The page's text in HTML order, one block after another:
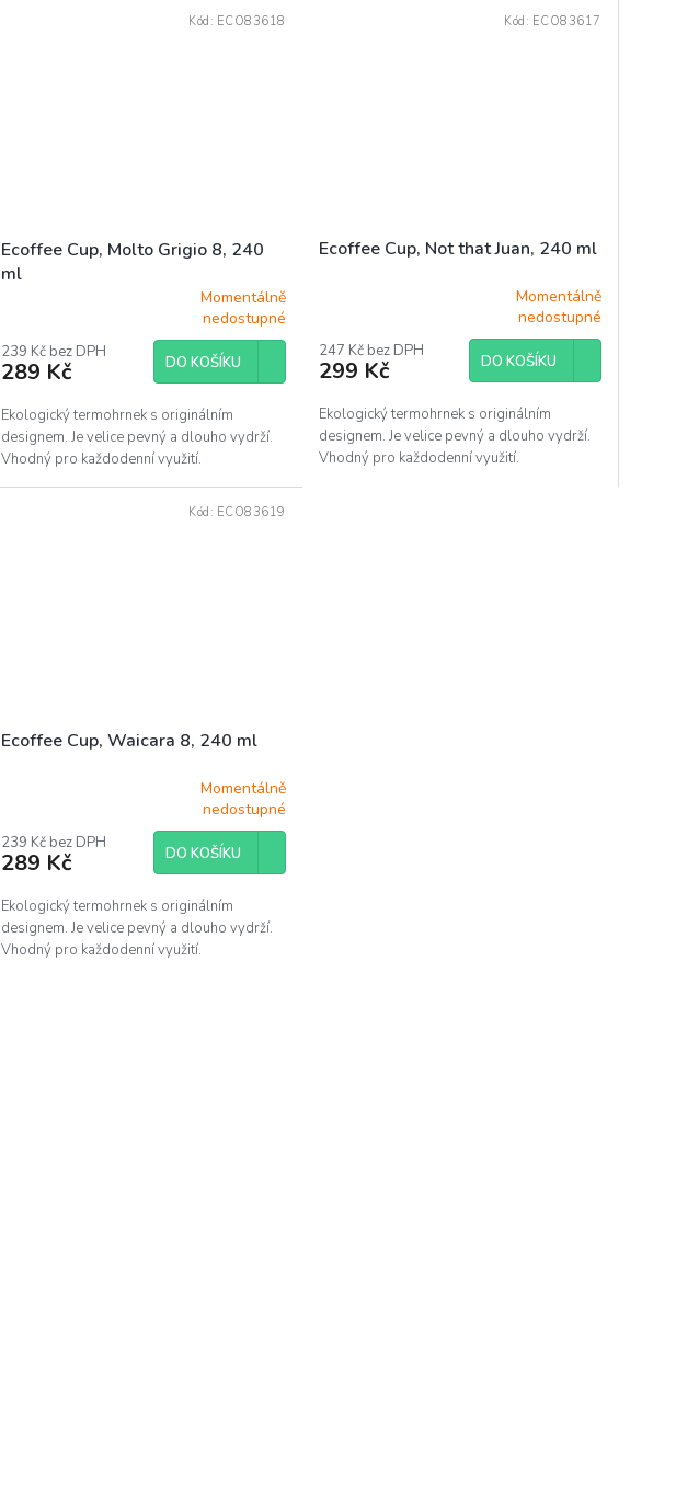
Ecoffee Cup, Molto Grigio 8, 240
ml
produktu
je
z
5
hvězdiček.
Momentálně
nedostupné
239 Kč bez DPH
289 Kč DO KOŠÍKU
Ekologický termohrnek s originálním
designem. Je velice pevný a dlouho vydrží.
Vhodný pro každodenní využití.
Kód: ECO83618
Ecoffee Cup, Not that Juan, 240 ml
produktu
je
z
5
hvězdiček.
Momentálně
nedostupné
247 Kč bez DPH
299 Kč DO KOŠÍKU
Ekologický termohrnek s originálním
designem. Je velice pevný a dlouho vydrží.
Vhodný pro každodenní využití.
Kód: ECO83617
Ecoffee Cup, Waicara 8, 240 ml
produktu
je
z
5
hvězdiček.
Momentálně
nedostupné
239 Kč bez DPH
289 Kč DO KOŠÍKU
Ekologický termohrnek s originálním
designem. Je velice pevný a dlouho vydrží.
Vhodný pro každodenní využití.
Kód: ECO83619